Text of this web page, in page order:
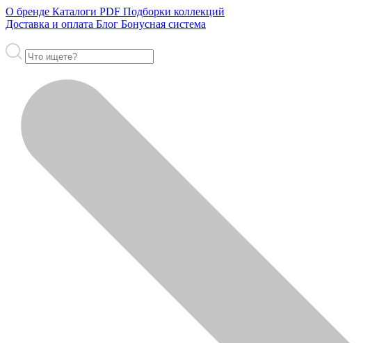
О бренде Каталоги PDF Подборки коллекций
Доставка и оплата Блог Бонусная система